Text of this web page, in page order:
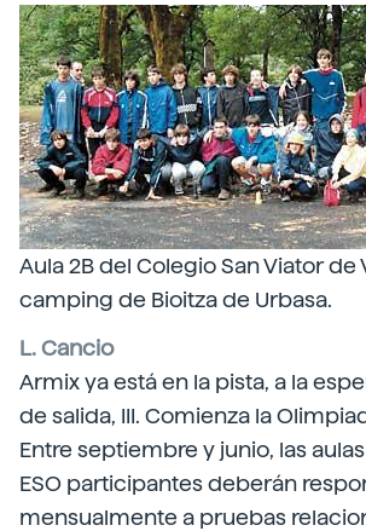
Aula 2B del Colegio San Viator de
camping de Bioitza de Urbasa.
L. Cancio
Armix ya está en la pista, a la
de salida, III. Comienza la
Entre septiembre y junio, las
ESO participantes deberán
mensualmente a pruebas